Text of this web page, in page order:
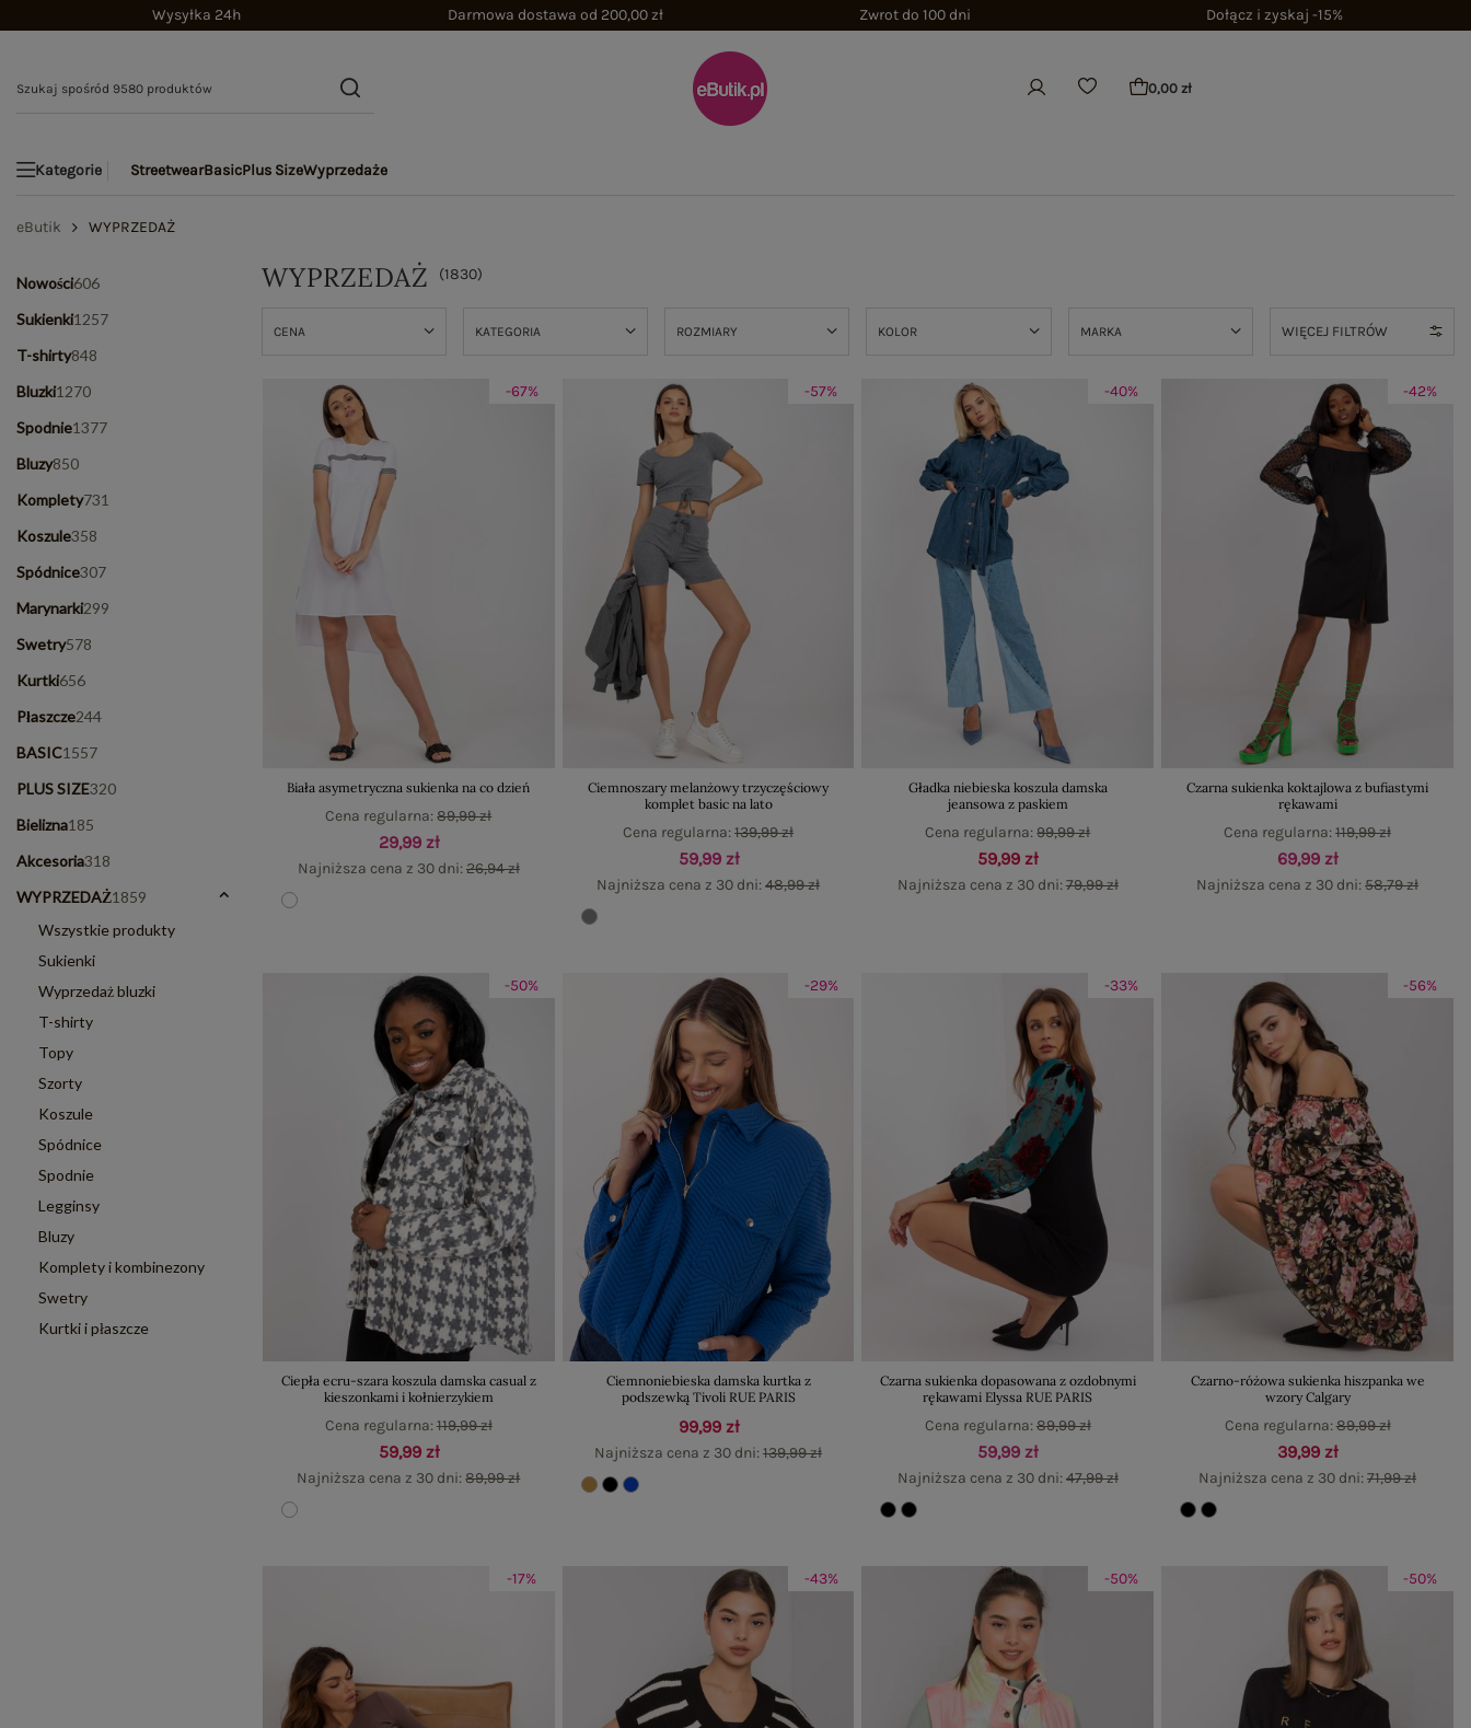
Wysyłka 24h Darmowa dostawa od 200,00 zł Zwrot do 100 dni Dołącz i zyskaj -15%
0,00 zł
Kategorie StreetwearBasicPlus SizeWyprzedaże
eButik WYPRZEDAŻ
Nowości606
Sukienki1257
T-shirty848
Bluzki1270
Spodnie1377
Bluzy850
Komplety731
Koszule358
Spódnice307
Marynarki299
Swetry578
Kurtki656
Płaszcze244
BASIC1557
PLUS SIZE320
Bielizna185
Akcesoria318
WYPRZEDAŻ1859
Wszystkie produkty
Sukienki
Wyprzedaż bluzki
T-shirty
Topy
Szorty
Koszule
Spódnice
Spodnie
Legginsy
Bluzy
Komplety i kombinezony
Swetry
Kurtki i płaszcze
WYPRZEDAŻ (1830)
CENA KATEGORIA ROZMIARY KOLOR MARKA WIĘCEJ FILTRÓW
-67%
Biała asymetryczna sukienka na co dzień
29,99 zł
Najniższa cena z 30 dni:26,94 zł
Cena regularna:89,99 zł
-57%
Ciemnoszary melanżowy trzyczęściowy
komplet basic na lato
59,99 zł
Najniższa cena z 30 dni:48,99 zł
Cena regularna:139,99 zł
-40%
Gładka niebieska koszula damska
jeansowa z paskiem
59,99 zł
Najniższa cena z 30 dni:79,99 zł
Cena regularna:99,99 zł
-42%
Czarna sukienka koktajlowa z bufiastymi
rękawami
69,99 zł
Najniższa cena z 30 dni:58,79 zł
Cena regularna:119,99 zł
-50%
Ciepła ecru-szara koszula damska casual z
kieszonkami i kołnierzykiem
59,99 zł
Najniższa cena z 30 dni:89,99 zł
Cena regularna:119,99 zł
-29%
Ciemnoniebieska damska kurtka z
podszewką Tivoli RUE PARIS
99,99 zł
Najniższa cena z 30 dni:139,99 zł
-33%
Czarna sukienka dopasowana z ozdobnymi
rękawami Elyssa RUE PARIS
59,99 zł
Najniższa cena z 30 dni:47,99 zł
Cena regularna:89,99 zł
-56%
Czarno-różowa sukienka hiszpanka we
wzory Calgary
39,99 zł
Najniższa cena z 30 dni:71,99 zł
Cena regularna:89,99 zł
-17% -43% -50% -50%